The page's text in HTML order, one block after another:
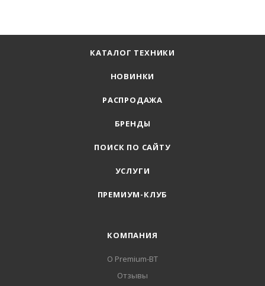
КАТАЛОГ ТЕХНИКИ
НОВИНКИ
РАСПРОДАЖА
БРЕНДЫ
ПОИСК ПО САЙТУ
УСЛУГИ
ПРЕМИУМ-КЛУБ
КОМПАНИЯ
О Premium-BT
Отзывы